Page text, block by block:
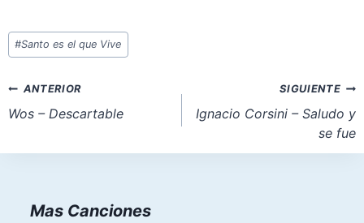
Etiquetas
de
entrada:
#Santo es el que Vive
Navegación
de
ANTERIOR
Wos – Descartable
SIGUIENTE
Ignacio Corsini – Saludo y
se fue
Mas Canciones